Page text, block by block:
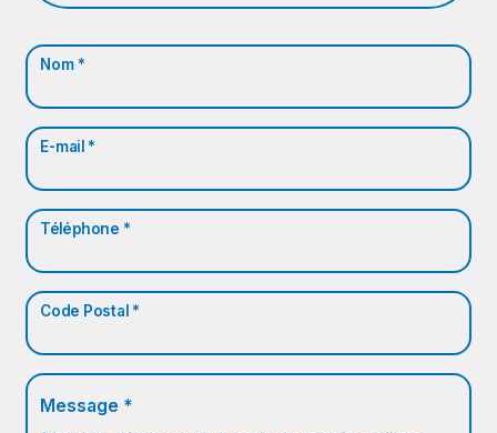
Nom *
E-mail *
Téléphone *
Code Postal *
Message *